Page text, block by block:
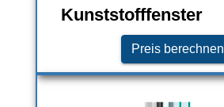
Kunststofffenster
Preis berechnen